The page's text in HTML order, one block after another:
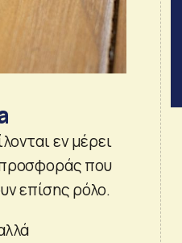
εν μέρει
προσφοράς που
επίσης ρόλο.